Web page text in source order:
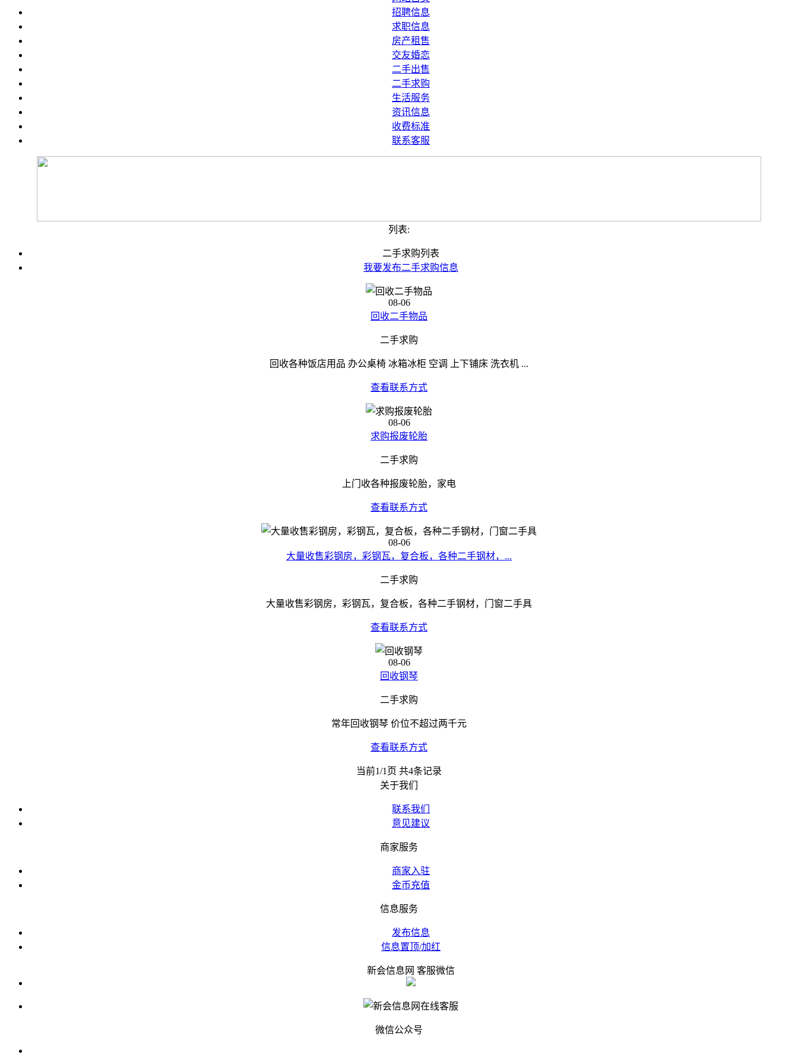
招聘信息
求职信息
房产租售
交友婚恋
二手出售
二手求购
生活服务
资讯信息
收费标准
联系客服
列表:
二手求购列表
我要发布二手求购信息
08-06
回收二手物品
二手求购
回收各种饭店用品 办公桌椅 冰箱冰柜 空调 上下铺床 洗衣机 ...
查看联系方式
08-06
求购报废轮胎
二手求购
上门收各种报废轮胎，家电
查看联系方式
08-06
大量收售彩钢房，彩钢瓦，复合板，各种二手钢材，...
二手求购
大量收售彩钢房，彩钢瓦，复合板，各种二手钢材，门窗二手具
查看联系方式
08-06
回收钢琴
二手求购
常年回收钢琴 价位不超过两千元
查看联系方式
当前1/1页 共4条记录
关于我们
联系我们
意见建议
商家服务
商家入驻
金币充值
信息服务
发布信息
信息置顶/加红
新会信息网 客服微信
微信公众号